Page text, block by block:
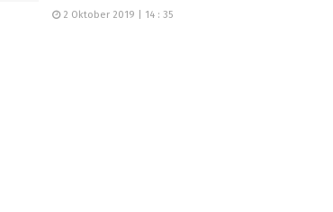
2 Oktober 2019 | 14 : 35